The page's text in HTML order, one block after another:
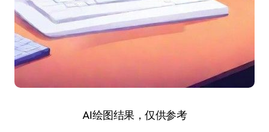
AI绘图结果，仅供参考